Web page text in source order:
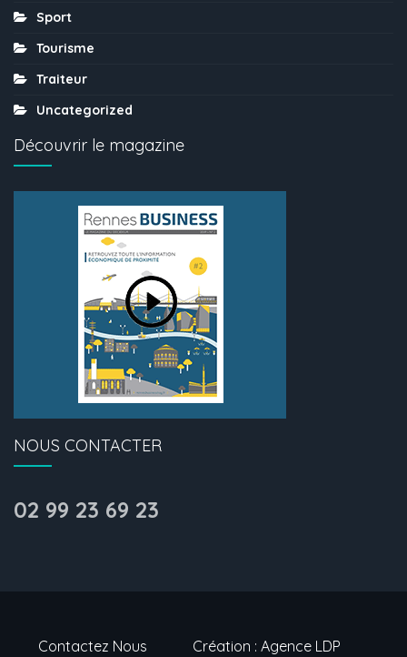
Sport
Tourisme
Traiteur
Uncategorized
Découvrir le magazine
NOUS CONTACTER
02 99 23 69 23
Contactez Nous Création : Agence LDP